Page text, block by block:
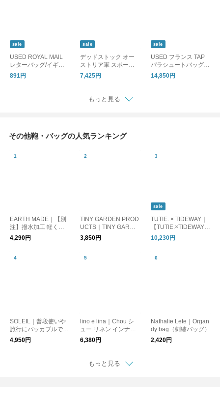
sale
USED ROYAL MAIL
レターバッグ/イギリ
ス ロイヤルメール ポ
ーチ A4
891円
sale
デッドストック オー
ストリア軍 スポーツ
バッグ ブラック/ミリ
タリー
7,425円
sale
USED フランス TAP
パラシュートバッグ/
ミリタリー ボストン
バッグ
14,850円
もっと見る
その他鞄・バッグの人気ランキング
EARTH MADE｜【別
注】撥水加工 軽くて
使い勝手がいい ナイ
ロンボンサック
4,290円
TINY GARDEN PROD
UCTS｜TINY GARDE
N PRODUCTS スト
ロール2WAYメッシュ
3,850円
sale
TUTIE. × TIDEWAY｜
【TUTIE.×TIDEWAY】
LINEN MOSS BOSTO
N S /バッグ/bag/WEB
10,230円
SOLEIL｜普段使いや
旅行にパッカブルでき
る撥水ウィークエンド
ボストンM [ギフト]
4,950円
lino e lina｜Chou シ
ュー リネン インナー
バッグ
6,380円
Nathalie Lete｜Organ
dy bag（刺繍バッグ）
2,420円
もっと見る